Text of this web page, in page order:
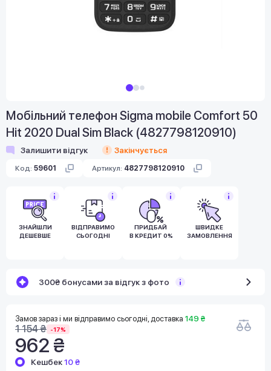
Мобільний телефон Sigma mobile Comfort 50
Hit 2020 Dual Sim Black (4827798120910)
Залишити відгук Закінчується
Код: 59601 Артикул: 4827798120910
ЗНАЙШЛИ
ДЕШЕВШЕ
ВІДПРАВИМО
СЬОГОДНІ
ПРИДБАЙ
В КРЕДИТ 0%
ШВИДКЕ
ЗАМОВЛЕННЯ
300₴ бонусами за відгук з фото
Замов зараз і ми відправимо сьогодні, доставка 149 ₴
1 154 ₴ -17%
962 ₴
Кешбек10 ₴